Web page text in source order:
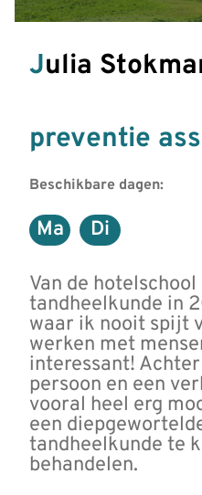
Julia
preventie
Beschikbare dagen:
Maandag
Ma Dinsdag
Di
Van de
tandheelkunde in
waar ik nooit spijt
werken met
interessant!
persoon en een
vooral heel erg
een
tandheelkunde te
behandelen.